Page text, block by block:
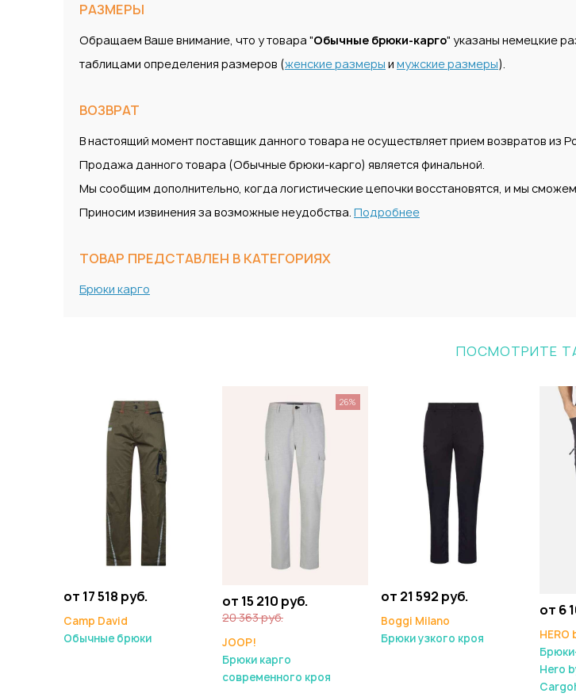
РАЗМЕРЫ
Обращаем Ваше внимание, что у товара "Обычные брюки-карго" указаны немецкие
таблицами определения размеров (женские размеры и мужские размеры).
ВОЗВРАТ
В настоящий момент поставщик данного товара не осуществляет прием возвратов из
Продажа данного товара (Обычные брюки-карго) является финальной.
Мы сообщим дополнительно, когда логистические цепочки восстановятся, и мы
Приносим извинения за возможные неудобства. Подробнее
ТОВАР ПРЕДСТАВЛЕН В КАТЕГОРИЯХ
Брюки карго
ПОСМОТРИТЕ
от 17 518 руб.
Camp David
Обычные брюки
от 15 210 руб.
20 363 руб.
JOOP!
Брюки карго
современного кроя
26%
от 21 592 руб.
Boggi Milano
Брюки узкого кроя
от 6
HERO
Hero